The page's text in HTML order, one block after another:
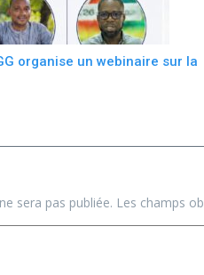
organise un webinaire sur la
sera pas publiée. Les champs